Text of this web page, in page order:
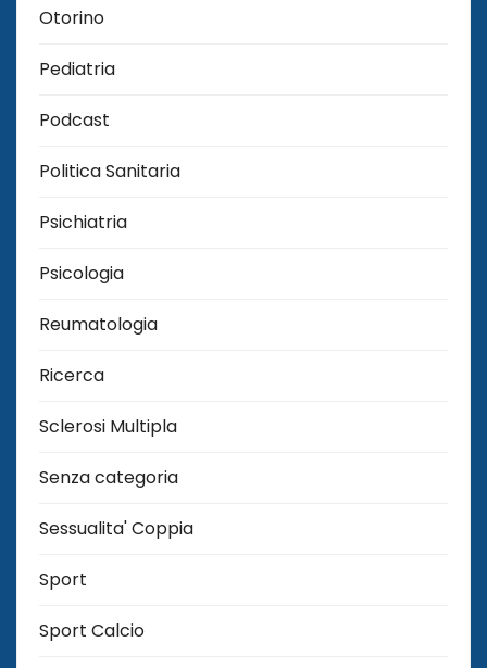
Otorino
Pediatria
Podcast
Politica Sanitaria
Psichiatria
Psicologia
Reumatologia
Ricerca
Sclerosi Multipla
Senza categoria
Sessualita' Coppia
Sport
Sport Calcio